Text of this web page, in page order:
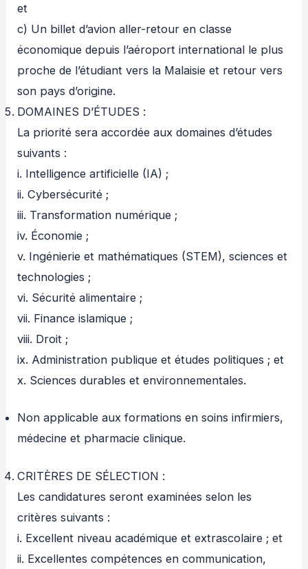
et
c) Un billet d’avion aller-retour en classe
économique depuis l’aéroport international le plus
proche de l’étudiant vers la Malaisie et retour vers
son pays d’origine.
DOMAINES D’ÉTUDES :
La priorité sera accordée aux domaines d’études
suivants :
i. Intelligence artificielle (IA) ;
ii. Cybersécurité ;
iii. Transformation numérique ;
iv. Économie ;
v. Ingénierie et mathématiques (STEM), sciences et
technologies ;
vi. Sécurité alimentaire ;
vii. Finance islamique ;
viii. Droit ;
ix. Administration publique et études politiques ; et
x. Sciences durables et environnementales.
Non applicable aux formations en soins infirmiers,
médecine et pharmacie clinique.
CRITÈRES DE SÉLECTION :
Les candidatures seront examinées selon les
critères suivants :
i. Excellent niveau académique et extrascolaire ; et
ii. Excellentes compétences en communication,